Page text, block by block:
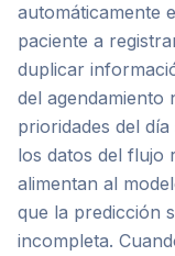
automáticamente
paciente a
duplicar
del agendamiento
prioridades del
los datos del flujo
alimentan al
que la predicción
incompleta.